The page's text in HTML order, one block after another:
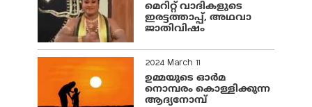
മെറിറ്റ് വാദികളുടെ
ഇരട്ടത്താപ്പ്, അഥവാ
ജാതിവിഷം
2024 March 11
ഉമ്മയുടെ ഓർമ
നൊമ്പരം കൊള്ളിക്കുന്ന
ആദ്യനോമ്പ്